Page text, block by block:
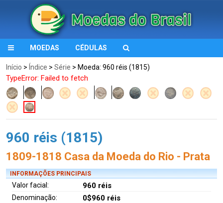
MOEDAS CÉDULAS
Início > Índice > Série > Moeda: 960 réis (1815)
TypeError: Failed to fetch
960 réis (1815)
1809-1818 Casa da Moeda do Rio - Prata
INFORMAÇÕES PRINCIPAIS
Valor facial: 960 réis
Denominação: 0$960 réis